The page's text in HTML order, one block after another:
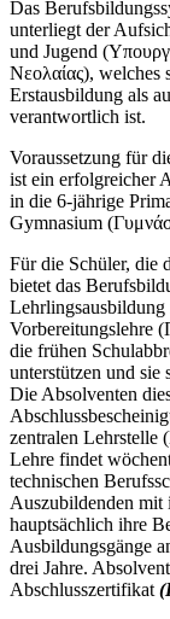
Das
unterliegt der
und Jugend
Νεολαίας),
Erstausbildung als
verantwortlich ist.
Voraussetzung für
ist ein erfolgreicher
in die 6-jährige
Gymnasium
Für die Schüler, die
bietet das
Lehrlingsausbildung
Vorbereitungslehre
die frühen
unterstützen und
Die Absolventen
zentralen Lehrstelle
Lehre findet
technischen
Auszubildenden mit
hauptsächlich ihre
Ausbildungsgänge
drei Jahre.
Abschlusszertifikat